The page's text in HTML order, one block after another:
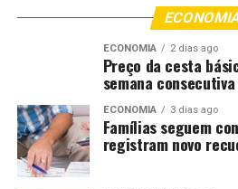
O secretário de Desenvolvimento
Planejamento e Cidade,
segunda etapa já está em
o prefeito esteve aqui e fez esse
sociedade. Em menos de 30 dias
à segunda fase, com empresa
gráfico entregue e muitas
presença dos moradores mostra
ECONOMIA 2 dias ago
Preço da cesta
semana
ECONOMIA 3 dias ago
Famílias seguem
registram novo